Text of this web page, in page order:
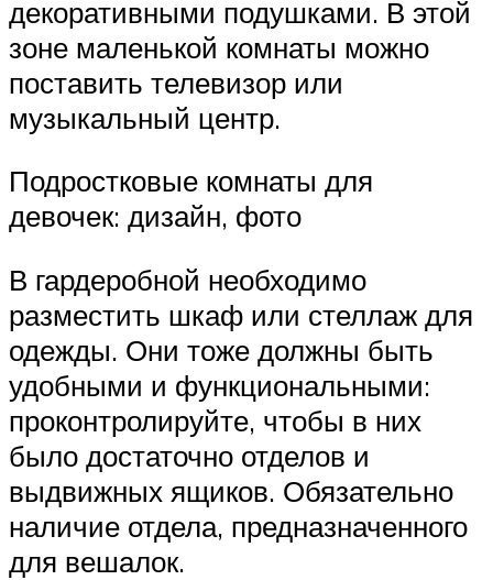
декоративными подушками. В этой
зоне маленькой комнаты можно
поставить телевизор или
музыкальный центр.
Подростковые комнаты для
девочек: дизайн, фото
В гардеробной необходимо
разместить шкаф или стеллаж для
одежды. Они тоже должны быть
удобными и функциональными:
проконтролируйте, чтобы в них
было достаточно отделов и
выдвижных ящиков. Обязательно
наличие отдела, предназначенного
для вешалок.